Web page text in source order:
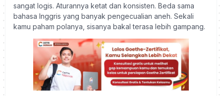
sangat logis. Aturannya ketat dan konsisten. Beda sama
bahasa Inggris yang banyak pengecualian aneh. Sekali
kamu paham polanya, sisanya bakal terasa lebih gampang.